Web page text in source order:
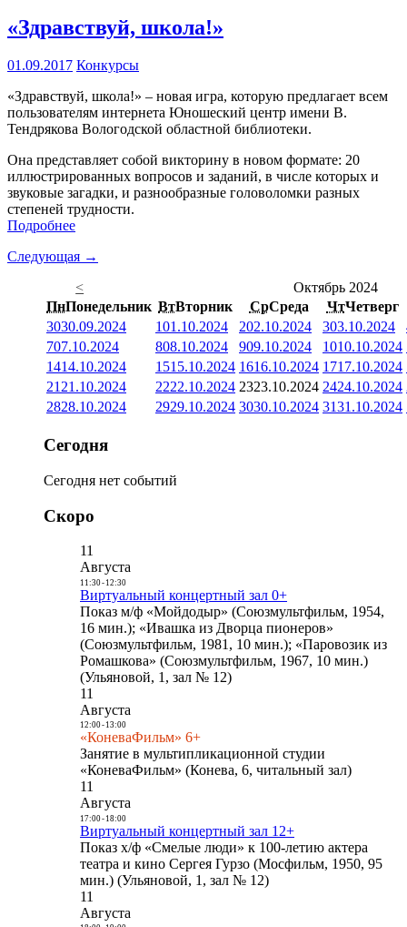
«Здравствуй, школа!»
01.09.2017 Конкурсы
«Здравствуй, школа!» – новая игра, которую предлагает всем
пользователям интернета Юношеский центр имени В.
Тендрякова Вологодской областной библиотеки.
Она представляет собой викторину в новом формате: 20
иллюстрированных вопросов и заданий, в числе которых и
звуковые загадки, и разнообразные головоломки разных
степеней трудности.
Подробнее
Следующая →
<
Октябрь 2024
ПнПонедельник ВтВторник СрСреда ЧтЧетверг
3030.09.2024 101.10.2024 202.10.2024 303.10.2024
707.10.2024 808.10.2024 909.10.2024 1010.10.2024
1414.10.2024 1515.10.2024 1616.10.2024 1717.10.2024
2121.10.2024 2222.10.2024 2323.10.2024 2424.10.2024
2828.10.2024 2929.10.2024 3030.10.2024 3131.10.2024
Сегодня
Сегодня нет событий
Скоро
11
Августа
11:30- 12:30
Виртуальный концертный зал 0+
Показ м/ф «Мойдодыр» (Союзмультфильм, 1954,
16 мин.); «Ивашка из Дворца пионеров»
(Союзмультфильм, 1981, 10 мин.); «Паровозик из
Ромашкова» (Союзмультфильм, 1967, 10 мин.)
(Ульяновой, 1, зал № 12)
11
Августа
12:00- 13:00
«КоневаФильм» 6+
Занятие в мультипликационной студии
«КоневаФильм» (Конева, 6, читальный зал)
11
Августа
17:00- 18:00
Виртуальный концертный зал 12+
Показ х/ф «Смелые люди» к 100-летию актера
театра и кино Сергея Гурзо (Мосфильм, 1950, 95
мин.) (Ульяновой, 1, зал № 12)
11
Августа